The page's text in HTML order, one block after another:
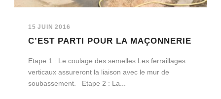
15 JUIN 2016
C’EST PARTI POUR LA MAÇONNERIE
Etape 1 : Le coulage des semelles Les ferraillages
verticaux assureront la liaison avec le mur de
soubassement. Etape 2 : La...